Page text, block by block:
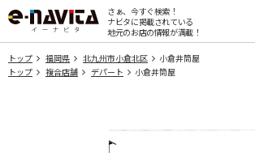
さぁ、今すぐ検索！
ナビタに掲載されている
地元のお店の情報が満載！
トップ 福岡県 北九州市小倉北区
小倉井筒屋
トップ
複合店舗 デパート 小倉井筒屋